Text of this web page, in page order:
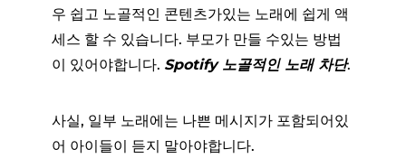
우 쉽고 노골적인 콘텐츠가있는 노래에 쉽게 액
세스 할 수 있습니다. 부모가 만들 수있는 방법
이 있어야합니다. Spotify 노골적인 노래 차단.
사실, 일부 노래에는 나쁜 메시지가 포함되어있
어 아이들이 듣지 말아야합니다.